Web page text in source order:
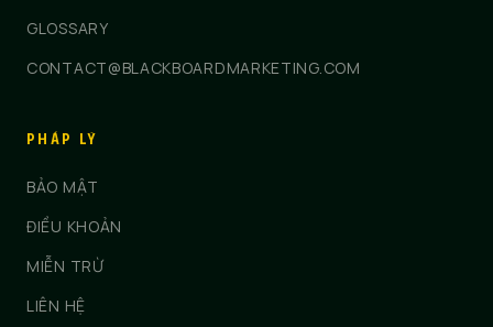
GLOSSARY
CONTACT@BLACKBOARDMARKETING.COM
PHÁP LÝ
BẢO MẬT
ĐIỀU KHOẢN
MIỄN TRỪ
LIÊN HỆ